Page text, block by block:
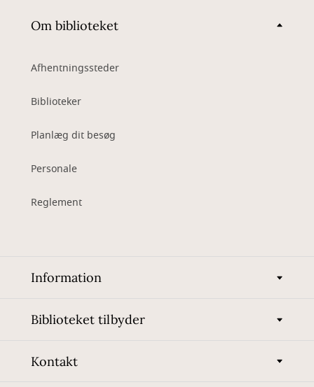
Om biblioteket
Afhentningssteder
Biblioteker
Planlæg dit besøg
Personale
Reglement
Information
Biblioteket tilbyder
Kontakt